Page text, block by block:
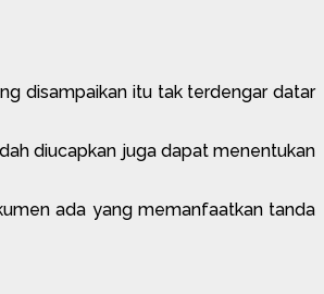
disampaikan itu tak terdengar datar
diucapkan juga dapat menentukan
ada yang memanfaatkan tanda